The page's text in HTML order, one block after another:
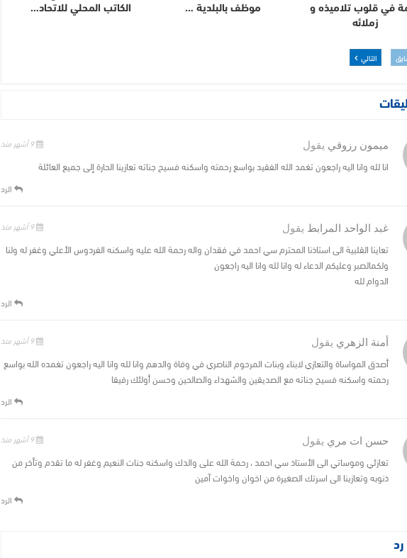
في قلوب تلاميذه و
زملائه
موظف بالبلدية …
الكاتب المحلي للاتحاد…
التالي
ميمون رزوقي يقول 9 أشهر منذ
انا لله وانا اليه راجعون تغمد الله الفقيد بواسع رحمته واسكنه فسيح جناته تعازينا الحارة إلى جميع العائلة
الرد
غبد الواحد المرابط يقول 9 أشهر منذ
تعاينا القلبية الى استاذنا المحترم سي احمد في فقدان واله رحمة الله عليه واسكنه الفردوس الأعلي وغفر له ولنا
ولكمالصبر وعليكم الدعاء له وانا لله وانا اليه راجعون
الدوام لله
الرد
أمنة الزهري يقول 9 أشهر منذ
أصدق المواساة والتعازي لابناء وبنات المرحوم الناصري في وفاة والدهم وانا لله وانا اليه راجعون تغمده الله بواسع
رحمته واسكنه فسيح جناته مع الصديقين والشهداء والصالحين وحسن أولئك رفيقا
الرد
حسن ات مري يقول 9 أشهر منذ
تعازئي وموساتي الى الأستاذ سي احمد ، رحمة الله على والدك واسكنه جنات النعيم وغفر له ما تقدم وتأخر من
ذنوبه وتعازينا الى اسرتك الصغيرة من اخوان واخوات آمين
الرد
رد